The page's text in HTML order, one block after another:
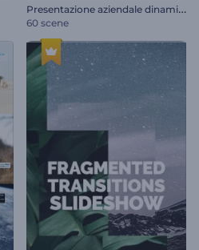
P
resentazione aziendale dinamica
60 scene